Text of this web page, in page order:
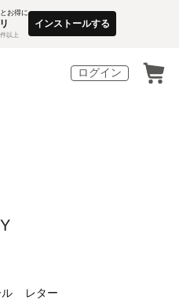
お得に
以上
インストールする
ログイン
レター